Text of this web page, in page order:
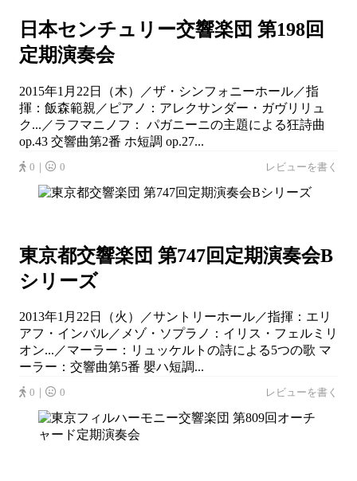
日本センチュリー交響楽団 第198回
定期演奏会
2015年1月22日（木）／ザ・シンフォニーホール／指
揮：飯森範親／ピアノ：アレクサンダー・ガヴリリュ
ク...／ラフマニノフ： パガニーニの主題による狂詩曲
op.43 交響曲第2番 ホ短調 op.27...
0｜ 0 レビューを書く
東京都交響楽団 第747回定期演奏会B
シリーズ
2013年1月22日（火）／サントリーホール／指揮：エリ
アフ・インバル／メゾ・ソプラノ：イリス・フェルミリ
オン...／マーラー：リュッケルトの詩による5つの歌 マ
ーラー：交響曲第5番 嬰ハ短調...
0｜ 0 レビューを書く